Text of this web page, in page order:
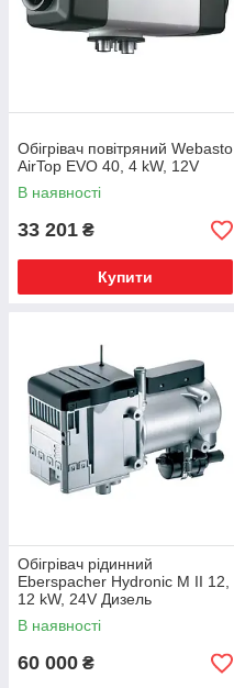
Обігрівач повітряний Webasto
AirTop EVO 40, 4 kW, 12V
В наявності
33 201 ₴
Купити
Обігрівач рідинний
Eberspacher Hydronic M II 12,
12 kW, 24V Дизель
В наявності
60 000 ₴